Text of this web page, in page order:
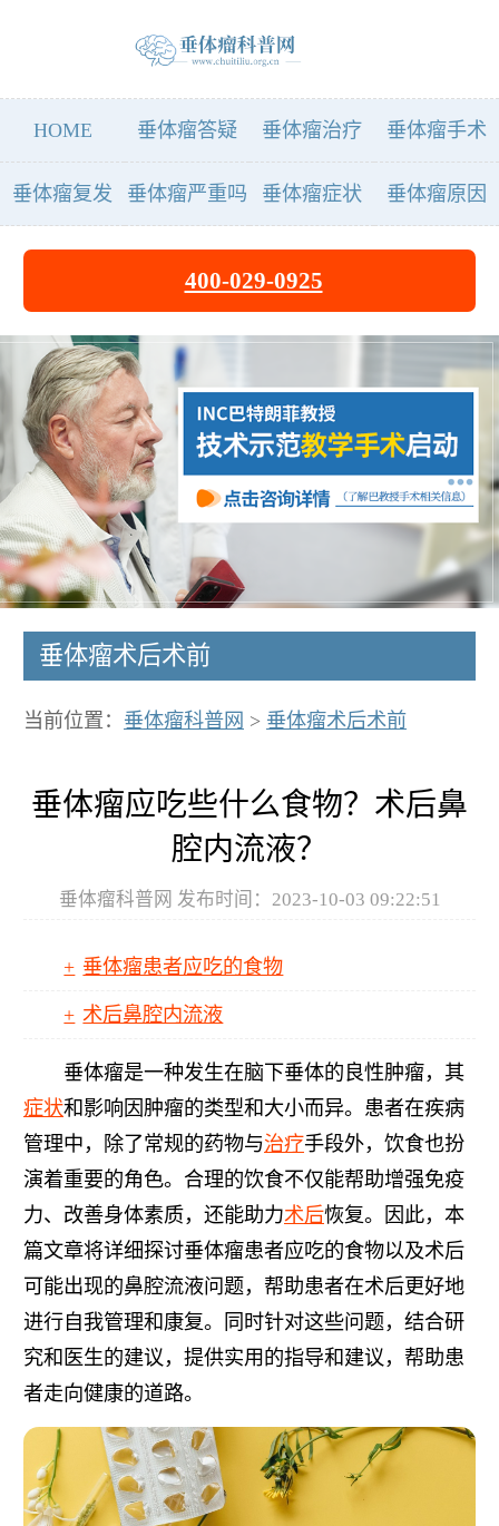
HOME 垂体瘤答疑 垂体瘤治疗 垂体瘤手术
垂体瘤复发 垂体瘤严重吗 垂体瘤症状 垂体瘤原因
400-029-0925
垂体瘤术后术前
当前位置： 垂体瘤科普网 > 垂体瘤术后术前
垂体瘤应吃些什么食物？术后鼻
腔内流液？
垂体瘤科普网 发布时间：2023-10-03 09:22:51
垂体瘤患者应吃的食物
术后鼻腔内流液
垂体瘤是一种发生在脑下垂体的良性肿瘤，其
症状和影响因肿瘤的类型和大小而异。患者在疾病
管理中，除了常规的药物与治疗手段外，饮食也扮
演着重要的角色。合理的饮食不仅能帮助增强免疫
力、改善身体素质，还能助力术后恢复。因此，本
篇文章将详细探讨垂体瘤患者应吃的食物以及术后
可能出现的鼻腔流液问题，帮助患者在术后更好地
进行自我管理和康复。同时针对这些问题，结合研
究和医生的建议，提供实用的指导和建议，帮助患
者走向健康的道路。